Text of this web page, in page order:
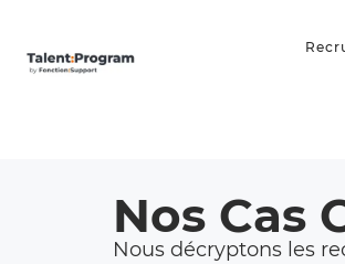
Nos Cas
Nous décryptons les